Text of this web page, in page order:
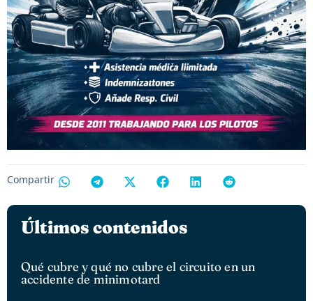
Compartir
Últimos contenidos
Qué cubre y qué no cubre el circuito en un
accidente de minimotard